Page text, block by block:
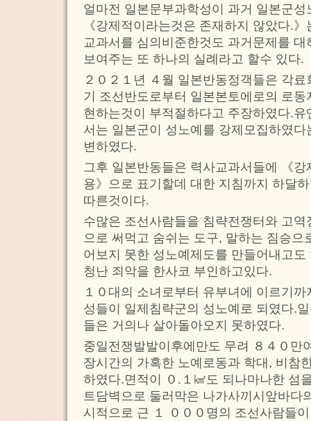
얼마전 일본문부과학성이 과거 일본군
《강제적이라는것은 존재하지 않았다.
교과서를 심의비준한것도 과거문제를
보여주는 또 하나의 실례라고 할수 있다.
２０２１년 ４월 일본반동정객들은 각
기 조선반도로부터 일본본토에로의 로
현하는것이 부적절하다고 주장하였다.
서는 일본군이 성노예를 강제모집하였
변하였다.
그후 일본반동들은 력사교과서들에 《
용》으로 표기할데 대한 지침까지 하달
따른것이다.
수많은 조선사람들을 침략전쟁터와 고
으로 써먹고 숨쉬는 도구, 말하는 짐승으
어보지 못한 성노예제도를 만들어내고
청난 죄악을 한사코 부인하고있다.
１０대의 소녀로부터 유부녀에 이르기
성들이 일제침략군의 성노예로 되였다.
들은 거의나 살아돌아오지 못하였다.
중일전쟁발발이후에만도 무려 ８４０만
장시간의 가혹한 노예로동과 학대, 비참
하였다.면적이 ０.１㎢도 되나마나한 섬
트담벽으로 둘러막은 나가사끼시앞바다
시적으로 근 １ ０００명의 조선사람들